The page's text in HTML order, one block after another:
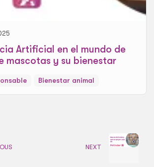
Artificial en el mundo de
mascotas y su bienestar
Bienestar animal
NEXT